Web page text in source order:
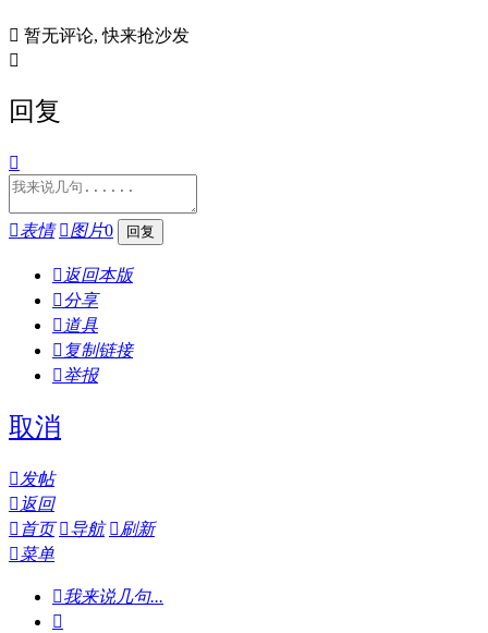
 暂无评论, 快来抢沙发

回复

表情 图片0
 返回本版
分享
 道具
 复制链接
举报
取消
发帖
 返回
 首页 导航 刷新
菜单
我来说几句...
